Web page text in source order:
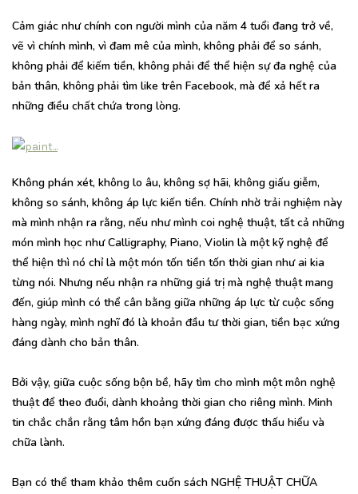
Cảm giác như chính con người mình của năm 4 tuổi đang trở về,
vẽ vì chính mình, vì đam mê của mình, không phải để so sánh,
không phải để kiếm tiền, không phải để thể hiện sự đa nghệ của
bản thân, không phải tìm like trên Facebook, mà để xả hết ra
những điều chất chứa trong lòng.
Không phán xét, không lo âu, không sợ hãi, không giấu giễm,
không so sánh, không áp lực kiến tiền. Chính nhờ trải nghiệm này
mà mình nhận ra rằng, nếu như mình coi nghệ thuật, tất cả những
món mình học như Calligraphy, Piano, Violin là một kỹ nghệ để
thể hiện thì nó chỉ là một món tốn tiền tốn thời gian như ai kia
từng nói. Nhưng nếu nhận ra những giá trị mà nghệ thuật mang
đến, giúp mình có thể cân bằng giữa những áp lực từ cuộc sống
hàng ngày, mình nghĩ đó là khoản đầu tư thời gian, tiền bạc xứng
đáng dành cho bản thân.
Bởi vậy, giữa cuộc sống bộn bề, hãy tìm cho mình một môn nghệ
thuật để theo đuổi, dành khoảng thời gian cho riêng mình. Minh
tin chắc chắn rằng tâm hồn bạn xứng đáng được thấu hiểu và
chữa lành.
Bạn có thể tham khảo thêm cuốn sách NGHỆ THUẬT CHỮA